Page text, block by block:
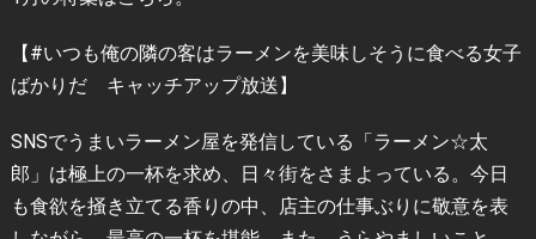
【#いつも俺の隣の客はラーメンを美味しそうに食べる女子
ばかりだ キャッチアップ放送】
SNSでうまいラーメン屋を発信している「ラーメン☆太
郎」は極上の一杯を求め、日々街をさまよっている。今日
も食欲を掻き立てる香りの中、店主の仕事ぶりに敬意を表